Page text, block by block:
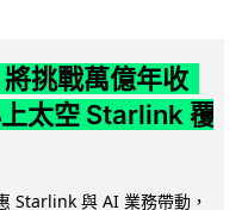
挑戰萬億年收
太空 Starlink 覆
Starlink 與 AI 業務帶動，